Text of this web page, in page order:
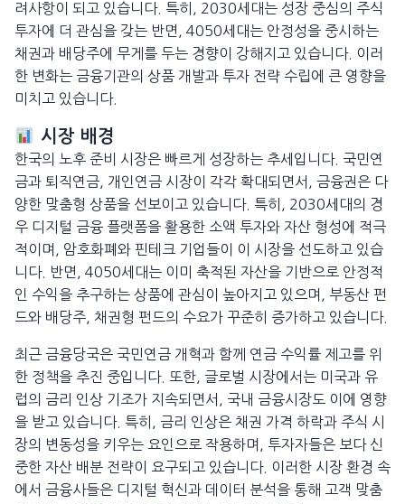
려사항이 되고 있습니다. 특히, 2030세대는 성장 중심의 주식
투자에 더 관심을 갖는 반면, 4050세대는 안정성을 중시하는
채권과 배당주에 무게를 두는 경향이 강해지고 있습니다. 이러
한 변화는 금융기관의 상품 개발과 투자 전략 수립에 큰 영향을
미치고 있습니다.
시장 배경
한국의 노후 준비 시장은 빠르게 성장하는 추세입니다. 국민연
금과 퇴직연금, 개인연금 시장이 각각 확대되면서, 금융권은 다
양한 맞춤형 상품을 선보이고 있습니다. 특히, 2030세대의 경
우 디지털 금융 플랫폼을 활용한 소액 투자와 자산 형성에 적극
적이며, 암호화폐와 핀테크 기업들이 이 시장을 선도하고 있습
니다. 반면, 4050세대는 이미 축적된 자산을 기반으로 안정적
인 수익을 추구하는 상품에 관심이 높아지고 있으며, 부동산 펀
드와 배당주, 채권형 펀드의 수요가 꾸준히 증가하고 있습니다.
최근 금융당국은 국민연금 개혁과 함께 연금 수익률 제고를 위
한 정책을 추진 중입니다. 또한, 글로벌 시장에서는 미국과 유
럽의 금리 인상 기조가 지속되면서, 국내 금융시장도 이에 영향
을 받고 있습니다. 특히, 금리 인상은 채권 가격 하락과 주식 시
장의 변동성을 키우는 요인으로 작용하며, 투자자들은 보다 신
중한 자산 배분 전략이 요구되고 있습니다. 이러한 시장 환경 속
에서 금융사들은 디지털 혁신과 데이터 분석을 통해 고객 맞춤